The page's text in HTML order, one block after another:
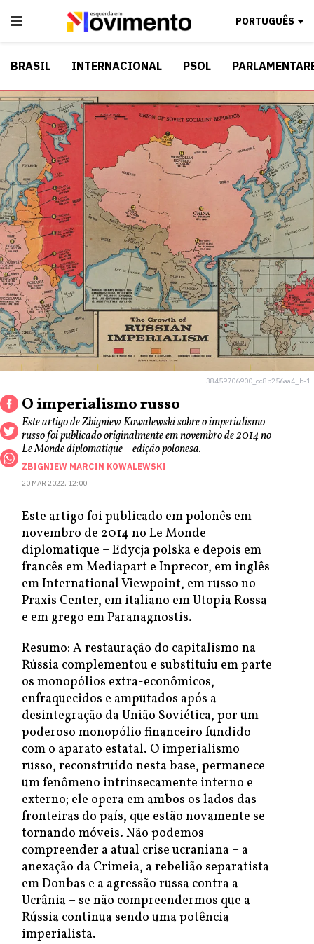
PORTUGUÊS
BRASIL INTERNACIONAL PSOL
38459706900_cc8b256aa4_b-1
O imperialismo russo
Este artigo de Zbigniew Kowalewski sobre o imperialismo
russo foi publicado originalmente em novembro de 2014 no
Le Monde diplomatique – edição polonesa.
ZBIGNIEW MARCIN KOWALEWSKI
20 MAR 2022, 12:00
Este artigo foi publicado em polonês em
novembro de 2014 no Le Monde
diplomatique – Edycja polska e depois em
francês em Mediapart e Inprecor, em inglês
em International Viewpoint, em russo no
Praxis Center, em italiano em Utopia Rossa
e em grego em Paranagnostis.
Resumo: A restauração do capitalismo na
Rússia complementou e substituiu em parte
os monopólios extra-econômicos,
enfraquecidos e amputados após a
desintegração da União Soviética, por um
poderoso monopólio financeiro fundido
com o aparato estatal. O imperialismo
russo, reconstruído nesta base, permanece
um fenômeno intrinsecamente interno e
externo; ele opera em ambos os lados das
fronteiras do país, que estão novamente se
tornando móveis. Não podemos
compreender a atual crise ucraniana – a
anexação da Crimeia, a rebelião separatista
em Donbas e a agressão russa contra a
Ucrânia – se não compreendermos que a
Rússia continua sendo uma potência
imperialista.